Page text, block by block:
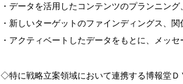
・データを活用したコンテンツのプランニン
・新しいターゲットのファインディングス、
・アクティベートしたデータをもとに、メッ
◇特に戦略立案領域において連携する博報堂Ｄ